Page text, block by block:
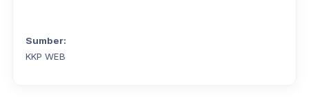
Sumber:
KKP WEB